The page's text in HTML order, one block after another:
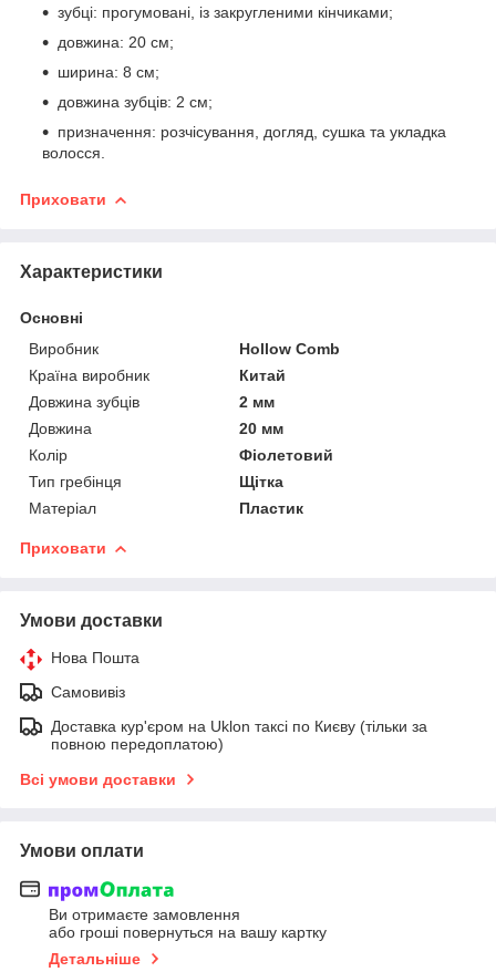
зубці: прогумовані, із закругленими кінчиками;
довжина: 20 см;
ширина: 8 см;
довжина зубців: 2 см;
призначення: розчісування, догляд, сушка та укладка
волосся.
Приховати
Характеристики
Основні
Виробник
Hollow Comb
Країна виробник
Китай
Довжина зубців
2 мм
Довжина
20 мм
Колір
Фіолетовий
Тип гребінця
Щітка
Матеріал
Пластик
Приховати
Умови доставки
Нова Пошта
Самовивіз
Доставка кур'єром на Uklon таксі по Києву (тільки за
повною передоплатою)
Всі умови доставки
Умови оплати
Ви отримаєте замовлення
або гроші повернуться на вашу картку
Детальніше